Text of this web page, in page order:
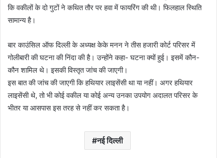
कि वकीलों के दो गुटों ने कथित तौर पर हवा में फायरिंग की थी। फिलहाल स्थिति
सामान्य है।
बार काउंसिल ऑफ दिल्ली के अध्यक्ष केके मनन ने तीस हजारी कोर्ट परिसर में
गोलीबारी की घटना की निंदा की है। उन्होंने कहा- घटना क्यों हुई। इसमें कौन-
कौन शामिल थे। इसकी विस्तृत जांच की जाएगी।
इस बात की जांच की जाएगी कि हथियार लाइसेंसी था या नहीं। अगर हथियार
लाइसेंसी थे, तो भी कोई वकील या कोई अन्य उनका उपयोग अदालत परिसर के
भीतर या आसपास इस तरह से नहीं कर सकता है।
नई दिल्ली